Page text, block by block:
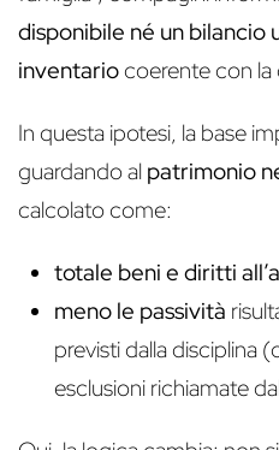
disponibile né un bilancio
inventariocoerente con la
In questa ipotesi, la base
guardando al patrimonio
calcolato come:
totale beni e diritti
meno le passività
previsti dalla disciplina
esclusioni richiamate